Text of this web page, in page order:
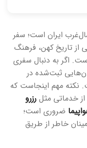
ایران است؛ سفر
از تاریخ کهن، فرهنگ
اگر به دنبال سفری
ثبت‌شده در
نکته مهم اینجاست که
خدماتی مثل رزرو
ضروری است؛
خاطر از طریق